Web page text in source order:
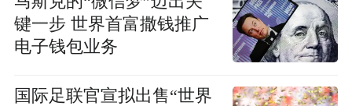
键一步 世界首富撒钱推广
电子钱包业务
国际足联官宣拟出售“世界